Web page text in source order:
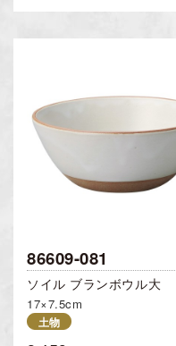
86609-081
ソイル ブランボウル大
17×7.5cm
土物